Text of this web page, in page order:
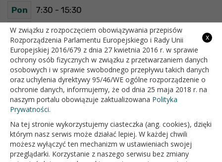
Pon 7:30 - 15:30
Wt 7:30 - 15:30
Śr 7:30 - 15:30
Czw 7:30 - 15:30
Pt 7:30 - 15:30
OFICJALNY SERWIS INTERNETOWY GMINY BIAŁOPOLE
x
W związku z rozpoczęciem obowiązywania przepisów
Rozporządzenia Parlamentu Europejskiego i Rady Unii
Europejskiej 2016/679 z dnia 27 kwietnia 2016 r. w sprawie
ochrony osób fizycznych w związku z przetwarzaniem danych
osobowych i w sprawie swobodnego przepływu takich danych
oraz uchylenia dyrektywy 95/46/WE ogólne rozporządzenie o
ochronie danych, informujemy, że od dnia 25 maja 2018 r. na
naszym portalu obowiązuje zaktualizowana Polityka
Prywatności.
Na tej stronie wykorzystujemy ciasteczka (ang. cookies), dzięki
którym nasz serwis może działać lepiej. W każdej chwili
możesz wyłączyć ten mechanizm w ustawieniach swojej
przeglądarki. Korzystanie z naszego serwisu bez zmiany